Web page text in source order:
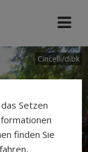
Cincelli/dibk
Setzen
finden Sie